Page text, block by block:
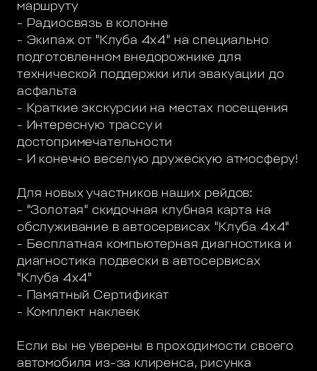
маршруту
- Радиосвязь в колонне
- Экипаж от "Клуба 4х4" на специально
подготовленном внедорожнике для
технической поддержки или эвакуации до
асфальта
- Краткие экскурсии на местах посещения
- Интересную трассу и
достопримечательности
- И конечно веселую дружескую атмосферу!
Для новых участников наших рейдов:
- "Золотая" скидочная клубная карта на
обслуживание в автосервисах "Клуба 4х4"
- Бесплатная компьютерная диагностика и
диагностика подвески в автосервисах
"Клуба 4х4"
- Памятный Сертификат
- Комплект наклеек
Если вы не уверены в проходимости своего
автомобиля из-за клиренса, рисунка